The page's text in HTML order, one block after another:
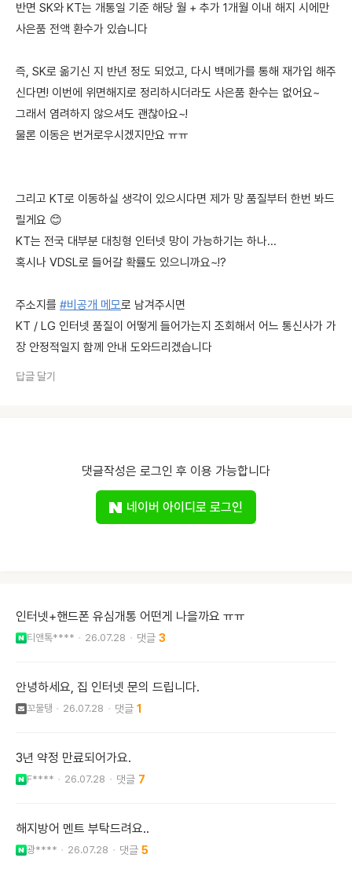
반면 SK와 KT는 개통일 기준 해당 월 + 추가 1개월 이내 해지 시에만
사은품 전액 환수가 있습니다
즉, SK로 옮기신 지 반년 정도 되었고, 다시 백메가를 통해 재가입 해주
신다면! 이번에 위면해지로 정리하시더라도 사은품 환수는 없어요~
그래서 염려하지 않으셔도 괜찮아요~!
물론 이동은 번거로우시겠지만요 ㅠㅠ
그리고 KT로 이동하실 생각이 있으시다면 제가 망 품질부터 한번 봐드
릴게요 😊
KT는 전국 대부분 대칭형 인터넷 망이 가능하기는 하나...
혹시나 VDSL로 들어갈 확률도 있으니까요~!?
주소지를 #비공개 메모로 남겨주시면
KT / LG 인터넷 품질이 어떻게 들어가는지 조회해서 어느 통신사가 가
장 안정적일지 함께 안내 도와드리겠습니다
답글 달기
댓글작성은 로그인 후 이용 가능합니다
네이버 아이디로 로그인
인터넷+핸드폰 유심개통 어떤게 나을까요 ㅠㅠ
티앤톡**** 26.07.28 3
안녕하세요, 집 인터넷 문의 드립니다.
꼬물탱 26.07.28 1
3년 약정 만료되어가요.
F**** 26.07.28 7
해지방어 멘트 부탁드려요..
광**** 26.07.28 5